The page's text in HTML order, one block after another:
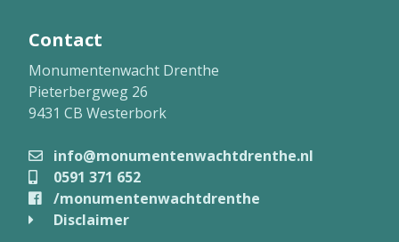
Contact
Monumentenwacht Drenthe
Pieterbergweg 26
9431 CB Westerbork
info@monumentenwachtdrenthe.nl
0591 371 652
/monumentenwachtdrenthe
Disclaimer